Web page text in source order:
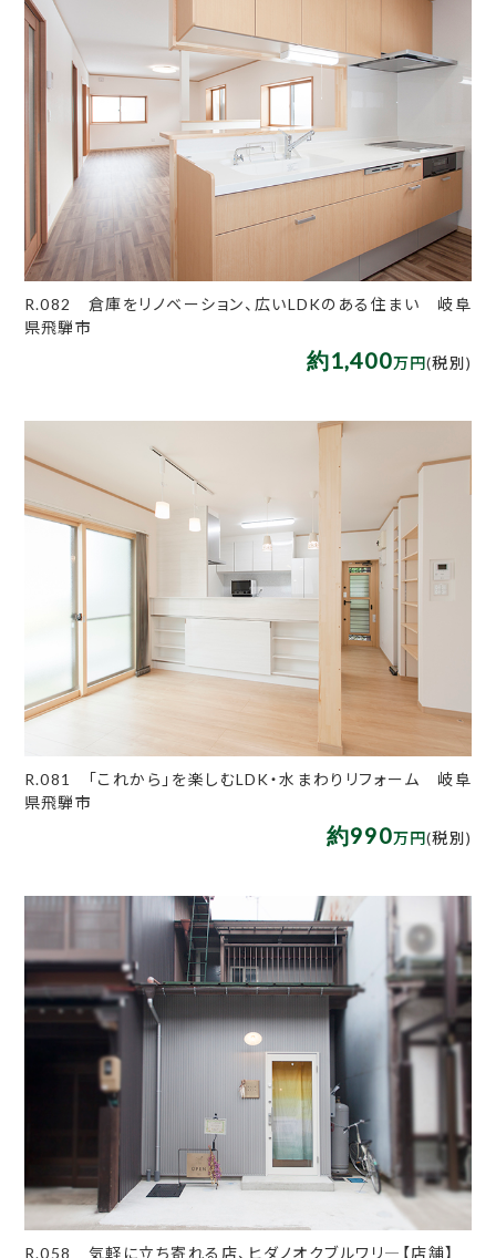
R.082 倉庫をリノベーション、広いLDKのある住まい 岐阜
県飛騨市
約1,400万円(税別)
R.081 「これから」を楽しむLDK・水まわりリフォーム 岐阜
県飛騨市
約990万円(税別)
R.058 気軽に立ち寄れる店、ヒダノオクブルワリ―【店舗】